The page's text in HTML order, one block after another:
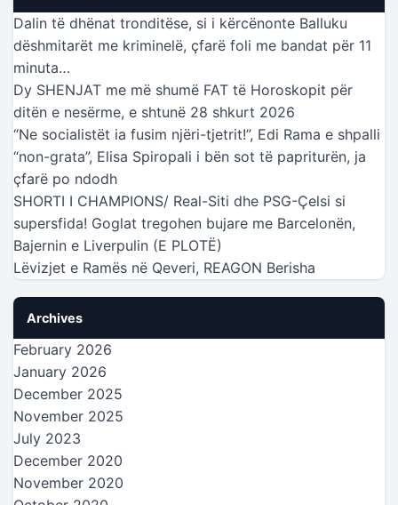
Dalin të dhënat tronditëse, si i kërcënonte Balluku
dëshmitarët me kriminelë, çfarë foli me bandat për 11
minuta…
Dy SHENJAT me më shumë FAT të Horoskopit për
ditën e nesërme, e shtunë 28 shkurt 2026
“Ne socialistët ia fusim njëri-tjetrit!”, Edi Rama e shpalli
“non-grata”, Elisa Spiropali i bën sot të papriturën, ja
çfarë po ndodh
SHORTI I CHAMPIONS/ Real-Siti dhe PSG-Çelsi si
supersfida! Goglat tregohen bujare me Barcelonën,
Bajernin e Liverpulin (E PLOTË)
Lëvizjet e Ramës në Qeveri, REAGON Berisha
Archives
February 2026
January 2026
December 2025
November 2025
July 2023
December 2020
November 2020